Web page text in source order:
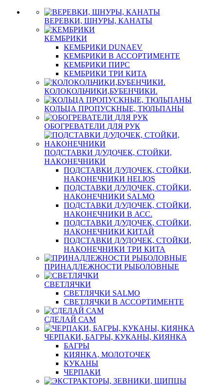
ВЕРЕВКИ, ШНУРЫ, КАНАТЫ
КЕМБРИКИ
КЕМБРИКИ DUNAEV
КЕМБРИКИ В АССОРТИМЕНТЕ
КЕМБРИКИ ПИРС
КЕМБРИКИ ТРИ КИТА
КОЛОКОЛЬЧИКИ,БУБЕНЧИКИ.
КОЛЬЦА ПРОПУСКНЫЕ, ТЮЛЬПАНЫ
ОБОГРЕВАТЕЛИ ДЛЯ РУК
ПОДСТАВКИ Д/УДОЧЕК, СТОЙКИ,
НАКОНЕЧНИКИ
ПОДСТАВКИ Д/УДОЧЕК, СТОЙКИ,
НАКОНЕЧНИКИ HELIOS
ПОДСТАВКИ Д/УДОЧЕК, СТОЙКИ,
НАКОНЕЧНИКИ SALMO
ПОДСТАВКИ Д/УДОЧЕК, СТОЙКИ,
НАКОНЕЧНИКИ В АСС.
ПОДСТАВКИ Д/УДОЧЕК, СТОЙКИ,
НАКОНЕЧНИКИ КИТАЙ
ПОДСТАВКИ Д/УДОЧЕК, СТОЙКИ,
НАКОНЕЧНИКИ ТРИ КИТА
ПРИНАДЛЕЖНОСТИ РЫБОЛОВНЫЕ
СВЕТЛЯЧКИ
СВЕТЛЯЧКИ SALMO
СВЕТЛЯЧКИ В АССОРТИМЕНТЕ
СДЕЛАЙ САМ
ЧЕРПАКИ, БАГРЫ, КУКАНЫ, КИЯНКА
БАГРЫ
КИЯНКА, МОЛОТОЧЕК
КУКАНЫ
ЧЕРПАКИ